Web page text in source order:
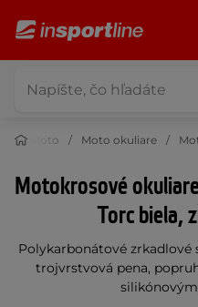
Moto Moto okuliare
Motokrosové
Torc biela,
Polykarbonátové
trojvrstvová pena,